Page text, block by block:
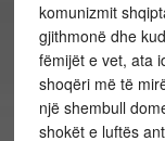
komunizmit
gjithmonë dhe
fëmijët e vet, ata
shoqëri më të
një shembull
shokët e luftës